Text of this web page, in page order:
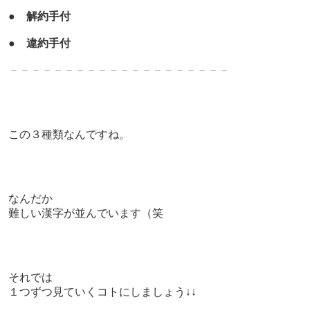
● 解約手付
● 違約手付
－－－－－－－－－－－－－－－－－－－－
この３種類なんですね。
なんだか
難しい漢字が並んでいます（笑
それでは
１つずつ見ていくコトにしましょう↓↓